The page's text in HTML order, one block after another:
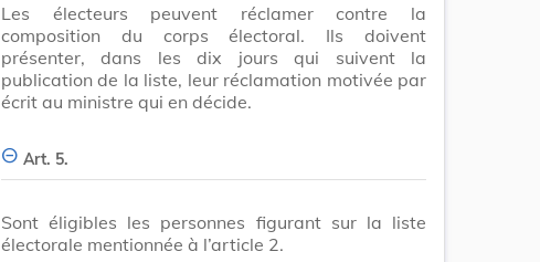
Les électeurs peuvent réclamer contre la
composition du corps électoral. Ils doivent
présenter, dans les dix jours qui suivent la
publication de la liste, leur réclamation motivée par
écrit au ministre qui en décide.
Art. 5.
Sont éligibles les personnes figurant sur la liste
électorale mentionnée à l’article 2.